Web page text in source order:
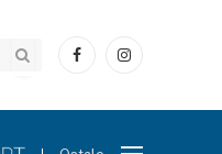
FacebookInstagram